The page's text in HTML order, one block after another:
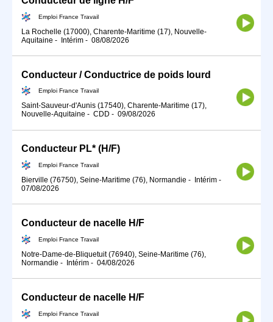
Emploi France Travail
La Rochelle (17000), Charente-Maritime (17), Nouvelle-
Aquitaine - Intérim - 08/08/2026
Conducteur / Conductrice de poids lourd
Emploi France Travail
Saint-Sauveur-d'Aunis (17540), Charente-Maritime (17),
Nouvelle-Aquitaine - CDD - 09/08/2026
Conducteur PL* (H/F)
Emploi France Travail
Bierville (76750), Seine-Maritime (76), Normandie - Intérim -
07/08/2026
Conducteur de nacelle H/F
Emploi France Travail
Notre-Dame-de-Bliquetuit (76940), Seine-Maritime (76),
Normandie - Intérim - 04/08/2026
Conducteur de nacelle H/F
Emploi France Travail